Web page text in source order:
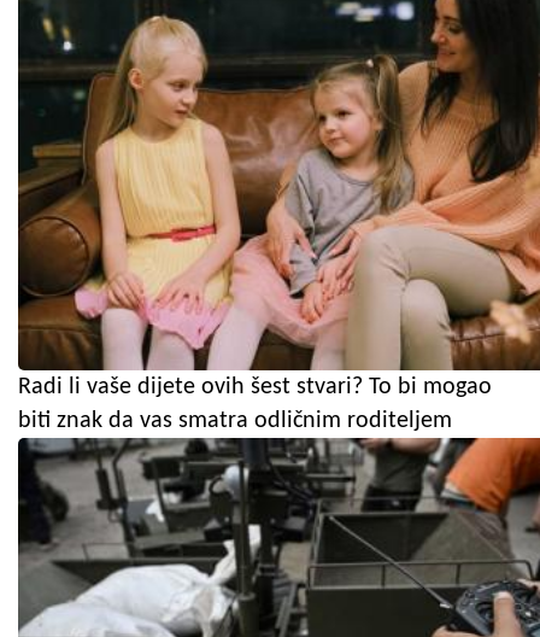
Radi li vaše dijete ovih šest stvari? To bi mogao
biti znak da vas smatra odličnim roditeljem